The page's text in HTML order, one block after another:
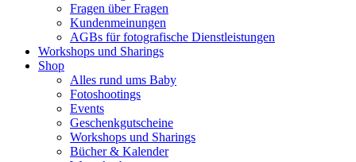
Fragen über Fragen
Kundenmeinungen
AGBs für fotografische Dienstleistungen
Workshops und Sharings
Shop
Alles rund ums Baby
Fotoshootings
Events
Geschenkgutscheine
Workshops und Sharings
Bücher & Kalender